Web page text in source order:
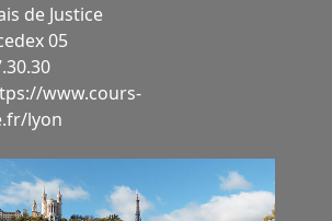
de Justice
05
www.cours-
lyon